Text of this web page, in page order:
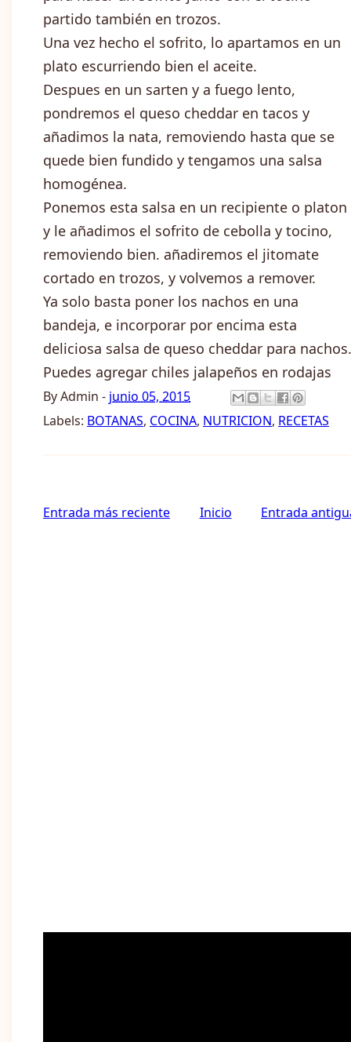
partido también en trozos.
Una vez hecho el sofrito, lo apartamos en un
plato escurriendo bien el aceite.
Despues en un sarten y a fuego lento,
pondremos el queso cheddar en tacos y
añadimos la nata, removiendo hasta que se
quede bien fundido y tengamos una salsa
homogénea.
Ponemos esta salsa en un recipiente o platon
y le añadimos el sofrito de cebolla y tocino,
removiendo bien. añadiremos el jitomate
cortado en trozos, y volvemos a remover.
Ya solo basta poner los nachos en una
bandeja, e incorporar por encima esta
deliciosa salsa de queso cheddar para nachos.
Puedes agregar chiles jalapeños en rodajas
ByAdmin - junio 05, 2015
Labels: BOTANAS, COCINA, NUTRICION, RECETAS
Entrada más reciente Entrada
Inicio